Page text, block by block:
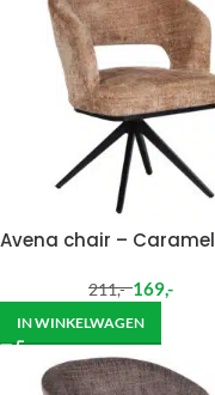
Avena chair – Caramel
211,- 169,-
IN WINKELWAGEN